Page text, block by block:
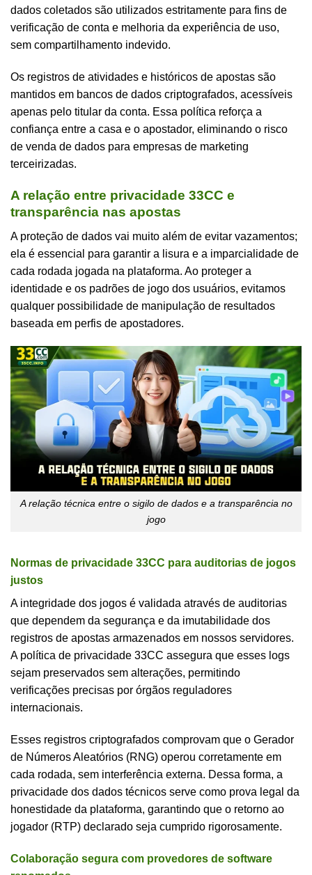
dados coletados são utilizados estritamente para fins de
verificação de conta e melhoria da experiência de uso,
sem compartilhamento indevido.
Os registros de atividades e históricos de apostas são
mantidos em bancos de dados criptografados, acessíveis
apenas pelo titular da conta. Essa política reforça a
confiança entre a casa e o apostador, eliminando o risco
de venda de dados para empresas de marketing
terceirizadas.
A relação entre privacidade 33CC e
transparência nas apostas
A proteção de dados vai muito além de evitar vazamentos;
ela é essencial para garantir a lisura e a imparcialidade de
cada rodada jogada na plataforma. Ao proteger a
identidade e os padrões de jogo dos usuários, evitamos
qualquer possibilidade de manipulação de resultados
baseada em perfis de apostadores.
A relação técnica entre o sigilo de dados e a transparência no
jogo
Normas de privacidade 33CC para auditorias de jogos
justos
A integridade dos jogos é validada através de auditorias
que dependem da segurança e da imutabilidade dos
registros de apostas armazenados em nossos servidores.
A política de privacidade 33CC assegura que esses logs
sejam preservados sem alterações, permitindo
verificações precisas por órgãos reguladores
internacionais.
Esses registros criptografados comprovam que o Gerador
de Números Aleatórios (RNG) operou corretamente em
cada rodada, sem interferência externa. Dessa forma, a
privacidade dos dados técnicos serve como prova legal da
honestidade da plataforma, garantindo que o retorno ao
jogador (RTP) declarado seja cumprido rigorosamente.
Colaboração segura com provedores de software